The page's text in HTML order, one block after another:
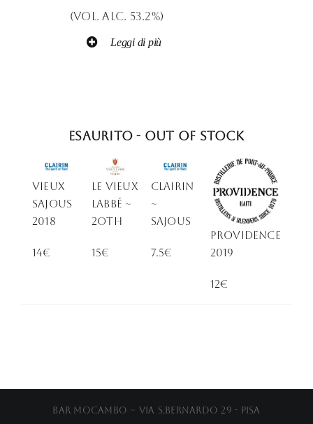
(Vol. Alc. 53.2%)
Leggi di più
Esaurito - Out of stock
VIEUX
SAJOUS
2018
14€
Le Vieux
Labbé ~
2Oth
15€
Clairin
~
Sajous
7.5€
PROVIDENCE
2019
12€
Bar Mocambo ~ Via S.Bernardo 29 - Pisa